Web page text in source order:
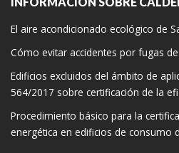
El aire acondicionado ecológico de
Cómo evitar accidentes por fugas
Edificios excluidos del ámbito de
564/2017 sobre certificación de la
Procedimiento básico para la
energética en edificios de consumo